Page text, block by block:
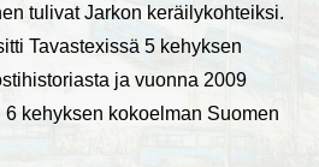
tulivat Jarkon keräilykohteiksi.
Tavastexissä 5 kehyksen
ja vuonna 2009
kehyksen kokoelman Suomen